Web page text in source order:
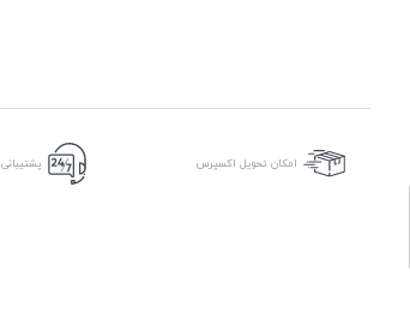
امکان تحویل اکسپرس پشتیبانی ۷ روزه ۲۴ ساعته